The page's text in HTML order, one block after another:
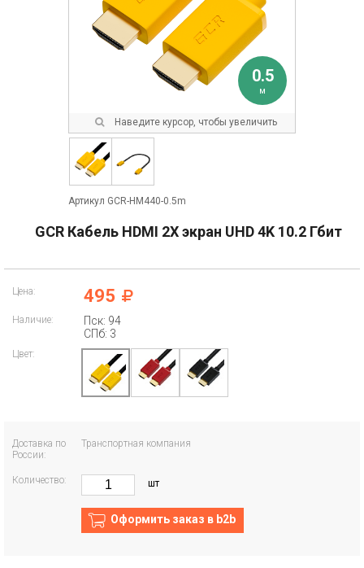
0.5
м
Наведите курсор, чтобы увеличить
Артикул GCR-HM440-0.5m
GCR Кабель HDMI 2Х экран UHD 4K 10.2 Гбит
Цена: 495
Наличие:
Пск: 94
СПб: 3
Цвет:
Доставка по
России:
Транспортная компания
Количество: шт
Оформить заказ в b2b